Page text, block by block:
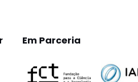
Em Parceria